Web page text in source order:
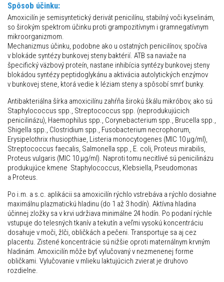
Spôsob účinku:
Amoxicilín je semisyntetický derivát penicilínu, stabilný voči kyselinám,
so širokým spektrom účinku proti grampozitívnym i gramnegatívnym
mikroorganizmom.
Mechanizmus účinku, podobne ako u ostatných penicilínov, spočíva
v blokáde syntézy bunkovej steny baktérií. ATB sa naviaže na
špecifický väzbový proteín, nastane inhibícia syntézy bunkovej steny
blokádou syntézy peptidoglykánu a aktivácia autolytických enzýmov
v bunkovej stene, ktorá vedie k léziam steny a spôsobí smrť bunky.
Antibakteriálna šírka amoxicilínu zahŕňa širokú škálu mikróbov, ako sú
Staphylococcus spp., Streptococcus spp. (neprodukujúcich
penicilinázu), Haemophilus spp., Corynebacterium spp., Brucella spp.,
Shigella spp., Clostridium spp., Fusobacterium necrophorum,
Erysipelothrix rhusiopthiae, Listeria monocytogenes (MIC 10 µg/ml),
Streptococcus faecalis, Salmonella spp., E. coli, Proteus mirabilis,
Proteus vulgaris (MIC 10 µg/ml). Naproti tomu necitlivé sú penicilinázu
produkujúce kmene ­ Staphylococcus, Klebsiella, Pseudomonas
a Proteus.
Po i.m. a s.c. aplikácii sa amoxicilín rýchlo vstrebáva a rýchlo dosiahne
maximálnu plazmatickú hladinu (do 1 až 3 hodín). Aktívna hladina
účinnej zložky sa v krvi udržiava minimálne 24 hodín. Po podaní rýchle
vstupuje do telesných tkanív a tekutín a veľmi vysokú koncentráciu
dosahuje v moči, žlči, obličkách a pečeni. Transportuje sa aj cez
placentu. Zistené koncentrácie sú nižšie oproti maternálnym krvným
hladinám. Amoxicilín môže byť vylučovaný v nezmenenej forme
obličkami. Vylučovanie v mlieku laktujúcich zvierat je druhovo
rozdielne.